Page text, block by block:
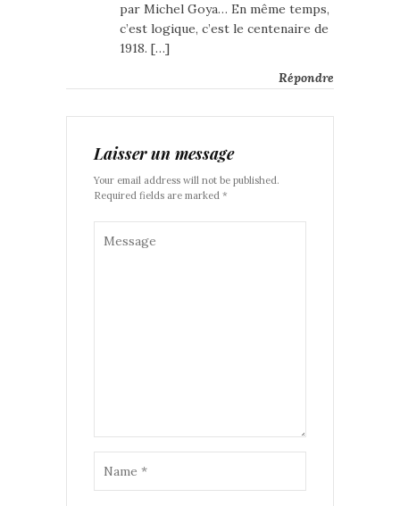
par Michel Goya… En même temps,
c’est logique, c’est le centenaire de
1918. […]
Répondre
Laisser un message
Your email address will not be published.
Required fields are marked *